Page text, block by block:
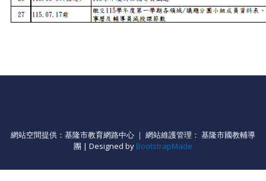
網站空間提供：基隆市教育網路中心 ｜ 網站維護管理： 基隆市國教輔導
團 | Designed by BootstrapMade